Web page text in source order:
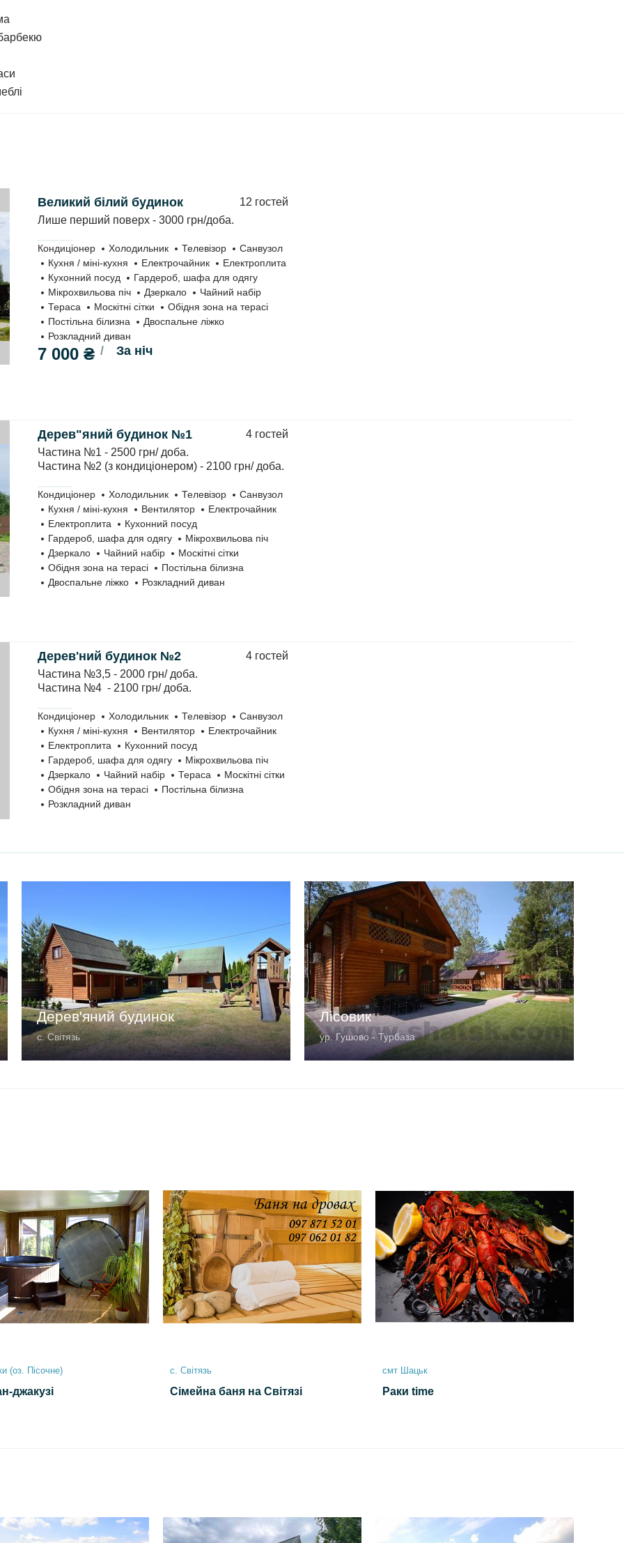
кухню та санвузол. В номері є двоспальне
Великий білий будинок
12 гостей
Лише перший поверх - 3000 грн/доба.
Кондиціонер Холодильник Телевізор
Санвузол
Кухня / міні-кухня
Електрочайник
Електроплита
Кухонний посуд
Гардероб, шафа для одягу
Мікрохвильова піч
Дзеркало
Чайний набір
Тераса
Москітні сітки
Обідня зона на терасі
Постільна білизна
Двоспальне ліжко
Розкладний диван
7 000 ₴ За ніч
Дерев"яний будинок №1
4 гостей
Частина №1 - 2500 грн/ доба.
Частина №2 (з кондиціонером) - 2100 грн/ доба.
Кондиціонер Холодильник Телевізор
Санвузол
Кухня / міні-кухня
Вентилятор
Електрочайник
Електроплита
Кухонний посуд
Гардероб, шафа для одягу
Мікрохвильова піч
Дзеркало
Чайний набір
Москітні сітки
Обідня зона на терасі
Постільна білизна
Двоспальне ліжко
Розкладний диван
Дерев'ний будинок №2
4 гостей
Частина №3,5 - 2000 грн/ доба.
Частина №4 - 2100 грн/ доба.
Кондиціонер Холодильник Телевізор
Санвузол
Кухня / міні-кухня
Вентилятор
Електрочайник
Електроплита
Кухонний посуд
Гардероб, шафа для одягу
Мікрохвильова піч
Дзеркало
Чайний набір Тераса
Москітні сітки
Обідня зона на терасі
Постільна білизна
Розкладний диван
Дерев'яний будинок
с. Світязь
Лісовик
ур. Гушово - Турбаза
(оз. Пісочне)
джакузі
с. Світязь
Сімейна баня на Світязі
смт Шацьк
Раки time